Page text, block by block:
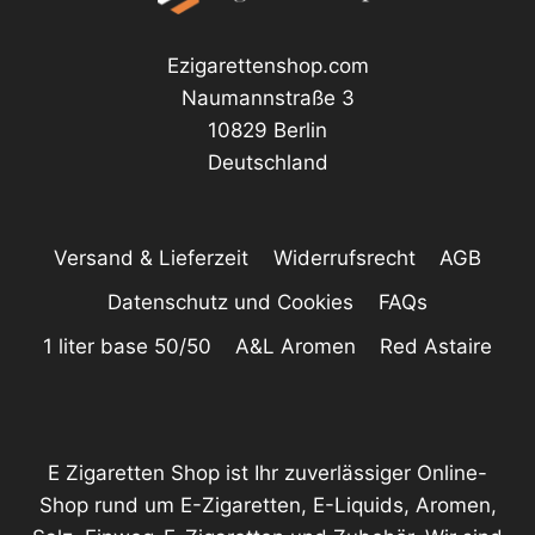
Ezigarettenshop.com
Naumannstraße 3
10829 Berlin
Deutschland
Versand & Lieferzeit Widerrufsrecht
AGB
Datenschutz und Cookies
FAQs
1 liter base 50/50
A&L Aromen Red Astaire
E Zigaretten Shop ist Ihr zuverlässiger Online-
Shop rund um E-Zigaretten, E-Liquids, Aromen,